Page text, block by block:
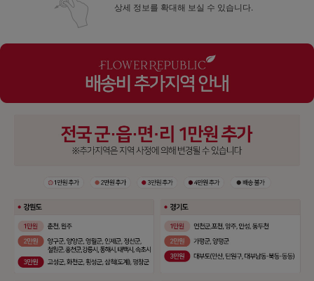
상세 정보를 확대해 보실 수 있습니다.